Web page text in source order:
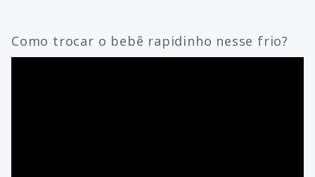
Como trocar o bebê rapidinho nesse frio?